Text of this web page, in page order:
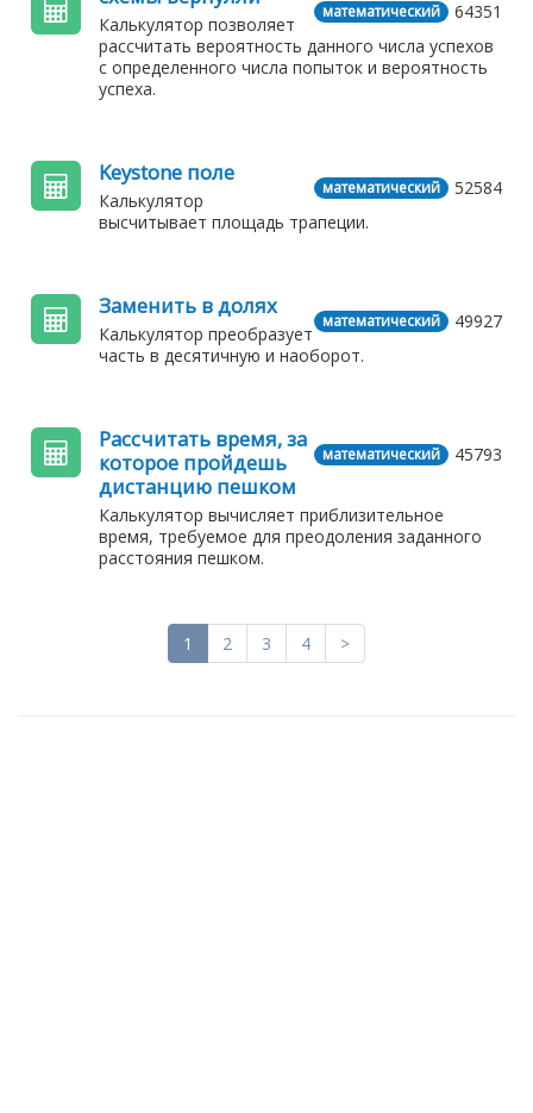
64351
математический
Калькулятор позволяет
рассчитать вероятность данного числа успехов
с определенного числа попыток и вероятность
успеха.
52584
математический
Keystone поле
Калькулятор
высчитывает площадь трапеции.
49927
математический
Заменить в долях
Калькулятор преобразует
часть в десятичную и наоборот.
45793
математический
Рассчитать время, за
которое пройдешь
дистанцию пешком
Калькулятор вычисляет приблизительное
время, требуемое для преодоления заданного
расстояния пешком.
1 2 3 4 >